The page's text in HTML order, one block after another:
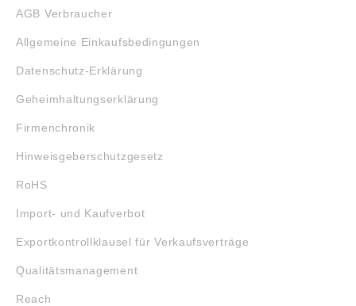
AGB Verbraucher
Allgemeine Einkaufsbedingungen
Datenschutz-Erklärung
Geheimhaltungserklärung
Firmenchronik
Hinweisgeberschutzgesetz
RoHS
Import- und Kaufverbot
Exportkontrollklausel für Verkaufsverträge
Qualitätsmanagement
Reach